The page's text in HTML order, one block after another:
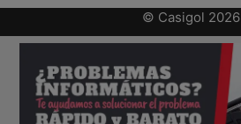
© Casigol 2026